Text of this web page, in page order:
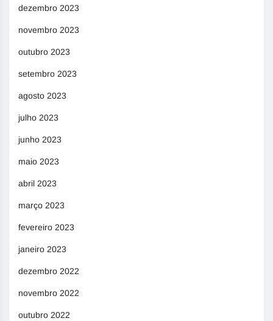
dezembro 2023
novembro 2023
outubro 2023
setembro 2023
agosto 2023
julho 2023
junho 2023
maio 2023
abril 2023
março 2023
fevereiro 2023
janeiro 2023
dezembro 2022
novembro 2022
outubro 2022